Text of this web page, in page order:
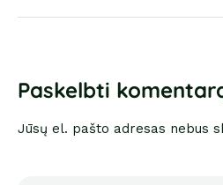
Paskelbti
Jūsų el. pašto adresas nebus